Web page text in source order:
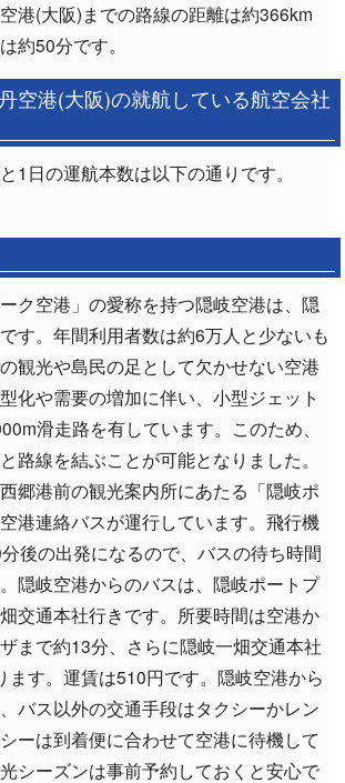
港(大阪)までの路線の距離は約366km
約50分です。
空港(大阪)の就航している航空会社
1日の運航本数は以下の通りです。
ク空港」の愛称を持つ隠岐空港は、隠
す。年間利用者数は約6万人と少ないも
観光や島民の足として欠かせない空港
化や需要の増加に伴い、小型ジェット
滑走路を有しています。このため、
路線を結ぶことが可能となりました。
郷港前の観光案内所にあたる「隠岐ポ
港連絡バスが運行しています。飛行機
後の出発になるので、バスの待ち時間
隠岐空港からのバスは、隠岐ポートプ
交通本社行きです。所要時間は空港か
まで約13分、さらに隠岐一畑交通本社
ます。運賃は510円です。隠岐空港から
バス以外の交通手段はタクシーかレン
ーは到着便に合わせて空港に待機して
シーズンは事前予約しておくと安心で